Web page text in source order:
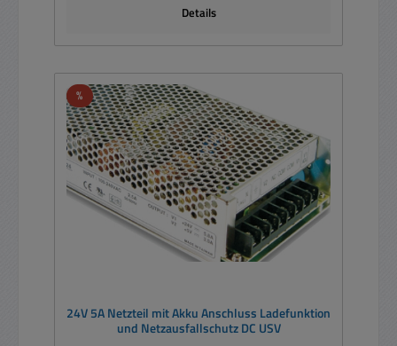
Details
%Rabatt
24V 5A Netzteil mit Akku Anschluss Ladefunktion
und Netzausfallschutz DC USV